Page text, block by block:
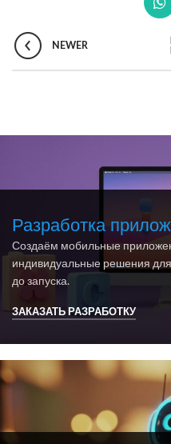
NEWER
Разработка
Создаём мобильные
индивидуальные решения
до запуска.
ЗАКАЗАТЬ РАЗРАБОТКУ